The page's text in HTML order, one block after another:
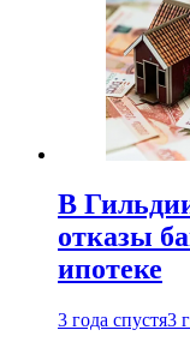
В
отказы
ипотеке
3 года спустя3